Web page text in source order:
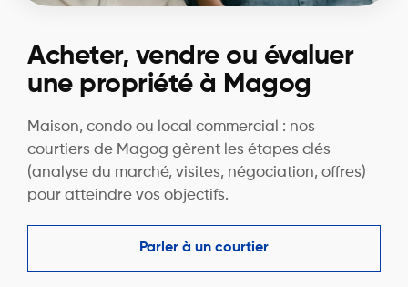
Acheter, vendre ou évaluer
une propriété à Magog
Maison, condo ou local commercial : nos
courtiers de Magog gèrent les étapes clés
(analyse du marché, visites, négociation, offres)
pour atteindre vos objectifs.
Parler à un courtier